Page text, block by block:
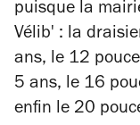
puisque la
Vélib' : la
ans, le 12
5 ans, le 16
enfin le 20